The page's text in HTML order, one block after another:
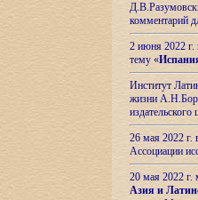
комментарий
2 июня 2022 г.
тему «
Институт
жизни
26 мая 2022
Ассоциации
20 мая 2022
Азия и